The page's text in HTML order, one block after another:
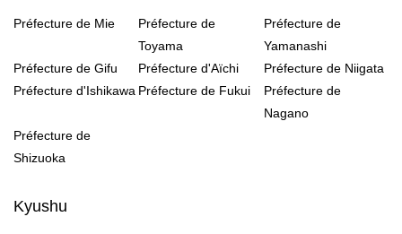
Préfecture de Mie
Préfecture de
Toyama
Préfecture de
Yamanashi
Préfecture de Gifu
Préfecture d'Aïchi
Préfecture de Niigata
Préfecture d'Ishikawa Préfecture de Fukui
Préfecture de
Nagano
Préfecture de
Shizuoka
Kyushu